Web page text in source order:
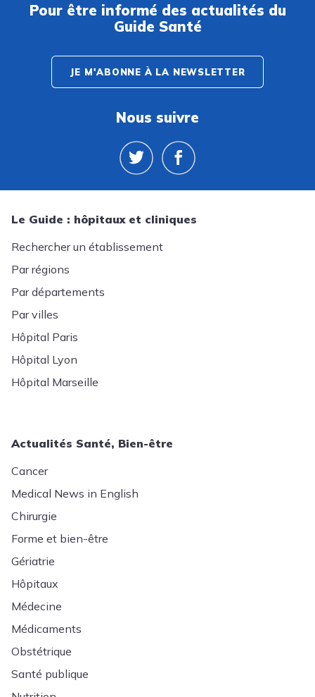
Pour être informé des actualités du
Guide Santé
JE M'ABONNE À LA NEWSLETTER
Nous suivre
Le Guide : hôpitaux et cliniques
Rechercher un établissement
Par régions
Par départements
Par villes
Hôpital Paris
Hôpital Lyon
Hôpital Marseille
Actualités Santé, Bien-être
Cancer
Medical News in English
Chirurgie
Forme et bien-être
Gériatrie
Hôpitaux
Médecine
Médicaments
Obstétrique
Santé publique